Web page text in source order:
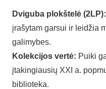
Dviguba plokštelė (2LP):
įrašytam garsui ir leidžia
galimybes.
Kolekcijos vertė: Puiki
įtakingiausių XXI a.
biblioteka.